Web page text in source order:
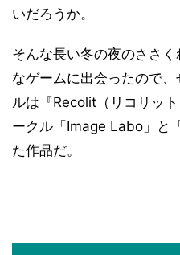
いだろうか。
そんな長い冬の夜のささ
なゲームに出会ったので
ルは『Recolit（リコリッ
ークル「Image Labo」と
た作品だ。